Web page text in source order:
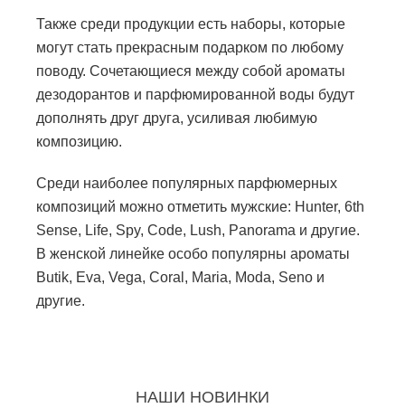
Также среди продукции есть наборы, которые
могут стать прекрасным подарком по любому
поводу. Сочетающиеся между собой ароматы
дезодорантов и парфюмированной воды будут
дополнять друг друга, усиливая любимую
композицию.
Среди наиболее популярных парфюмерных
композиций можно отметить мужские: Hunter, 6th
Sense, Life, Spy, Code, Lush, Panorama и другие.
В женской линейке особо популярны ароматы
Butik, Eva, Vega, Coral, Maria, Moda, Seno и
другие.
НАШИ НОВИНКИ